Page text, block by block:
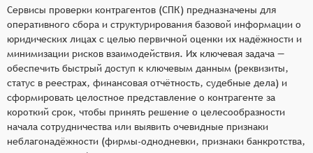
Сервисы проверки контрагентов (СПК) предназначены для
оперативного сбора и структурирования базовой информации о
юридических лицах с целью первичной оценки их надёжности и
минимизации рисков взаимодействия. Их ключевая задача —
обеспечить быстрый доступ к ключевым данным (реквизиты,
статус в реестрах, финансовая отчётность, судебные дела) и
сформировать целостное представление о контрагенте за
короткий срок, чтобы принять решение о целесообразности
начала сотрудничества или выявить очевидные признаки
неблагонадёжности (фирмы‑однодневки, признаки банкротства,